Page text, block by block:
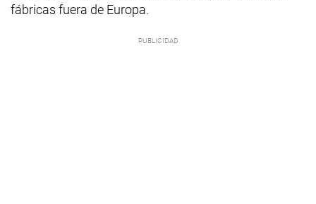
fábricas fuera de Europa.